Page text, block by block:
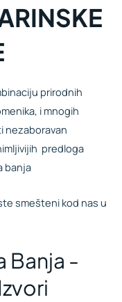
prirodnih
i mnogih
nezaboravan
predloga
banja
smešteni kod nas u
Banja -